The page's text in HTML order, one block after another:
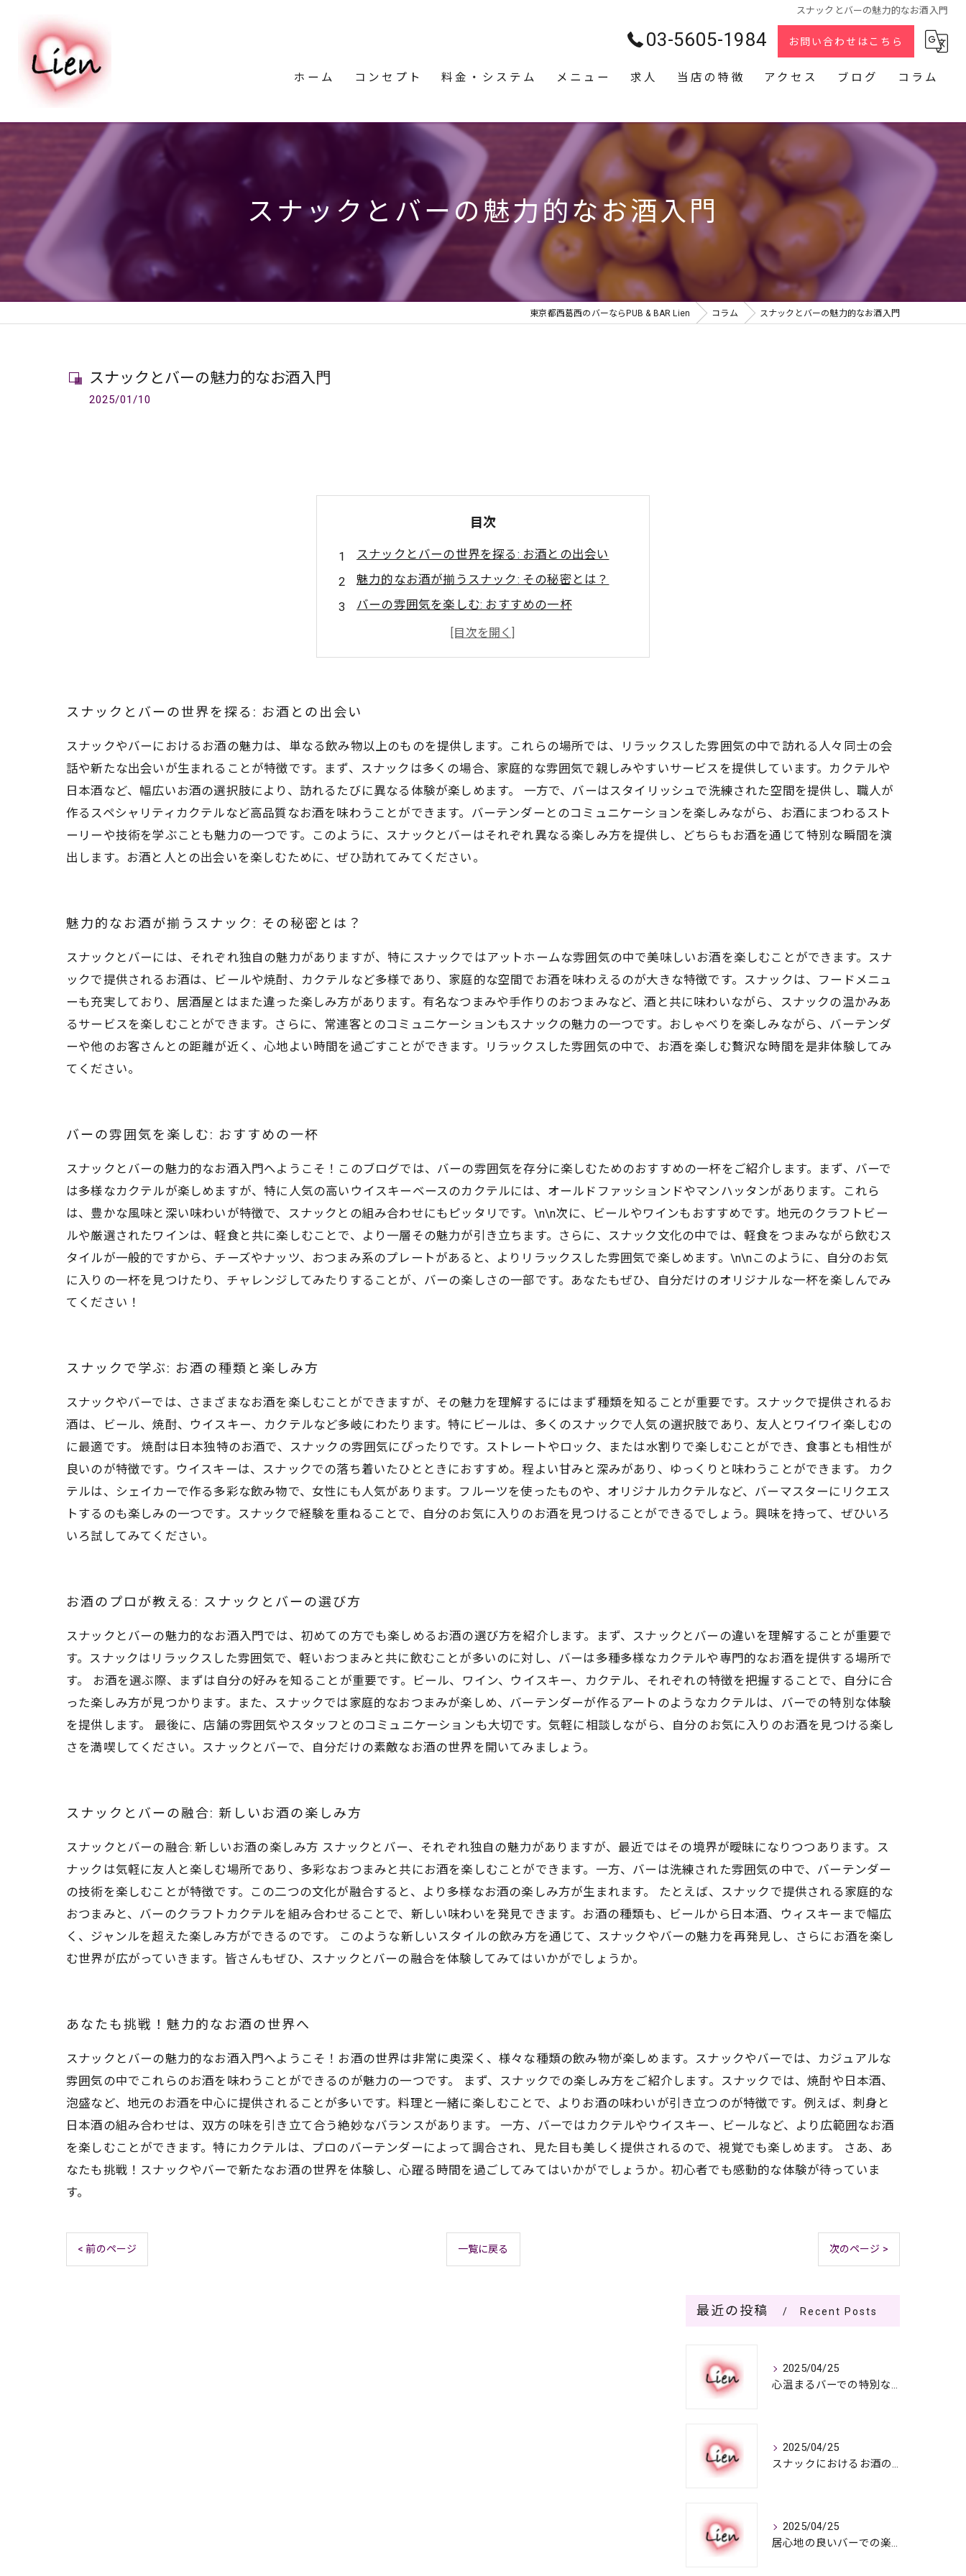
スナックとバーの魅力的なお酒入門
03-5605-1984 お問い合わせはこちら
ホーム コンセプト 料金・システム メニュー 求人 当店の特徴
スナック
2次会
貸切
カラオケ
アクセス ブログ コラム
スナックとバーの魅力的なお酒入門
東京都西葛西のバーならPUB & BAR Lien コラム スナックとバーの魅力的なお酒入門
スナックとバーの魅力的なお酒入門
2025/01/10
目次
スナックとバーの世界を探る: お酒との出会い
魅力的なお酒が揃うスナック: その秘密とは？
バーの雰囲気を楽しむ: おすすめの一杯
スナックで学ぶ: お酒の種類と楽しみ方
お酒のプロが教える: スナックとバーの選び方
あなたも挑戦！魅力的なお酒の世界へ
スナックとバーの世界を探る: お酒との出会い
スナックやバーにおけるお酒の魅力は、単なる飲み物以上のものを提供します。これらの場所では、リラックスした雰囲気の中で訪れる人々同士の会
話や新たな出会いが生まれることが特徴です。まず、スナックは多くの場合、家庭的な雰囲気で親しみやすいサービスを提供しています。カクテルや
日本酒など、幅広いお酒の選択肢により、訪れるたびに異なる体験が楽しめます。 一方で、バーはスタイリッシュで洗練された空間を提供し、職人が
作るスペシャリティカクテルなど高品質なお酒を味わうことができます。バーテンダーとのコミュニケーションを楽しみながら、お酒にまつわるスト
ーリーや技術を学ぶことも魅力の一つです。このように、スナックとバーはそれぞれ異なる楽しみ方を提供し、どちらもお酒を通じて特別な瞬間を演
出します。お酒と人との出会いを楽しむために、ぜひ訪れてみてください。
魅力的なお酒が揃うスナック: その秘密とは？
スナックとバーには、それぞれ独自の魅力がありますが、特にスナックではアットホームな雰囲気の中で美味しいお酒を楽しむことができます。スナ
ックで提供されるお酒は、ビールや焼酎、カクテルなど多様であり、家庭的な空間でお酒を味わえるのが大きな特徴です。スナックは、フードメニュ
ーも充実しており、居酒屋とはまた違った楽しみ方があります。有名なつまみや手作りのおつまみなど、酒と共に味わいながら、スナックの温かみあ
るサービスを楽しむことができます。さらに、常連客とのコミュニケーションもスナックの魅力の一つです。おしゃべりを楽しみながら、バーテンダ
ーや他のお客さんとの距離が近く、心地よい時間を過ごすことができます。リラックスした雰囲気の中で、お酒を楽しむ贅沢な時間を是非体験してみ
てください。
バーの雰囲気を楽しむ: おすすめの一杯
スナックとバーの魅力的なお酒入門へようこそ！このブログでは、バーの雰囲気を存分に楽しむためのおすすめの一杯をご紹介します。まず、バーで
は多様なカクテルが楽しめますが、特に人気の高いウイスキーベースのカクテルには、オールドファッションドやマンハッタンがあります。これら
は、豊かな風味と深い味わいが特徴で、スナックとの組み合わせにもピッタリです。\n\n次に、ビールやワインもおすすめです。地元のクラフトビー
ルや厳選されたワインは、軽食と共に楽しむことで、より一層その魅力が引き立ちます。さらに、スナック文化の中では、軽食をつまみながら飲むス
タイルが一般的ですから、チーズやナッツ、おつまみ系のプレートがあると、よりリラックスした雰囲気で楽しめます。\n\nこのように、自分のお気
に入りの一杯を見つけたり、チャレンジしてみたりすることが、バーの楽しさの一部です。あなたもぜひ、自分だけのオリジナルな一杯を楽しんでみ
てください！
スナックで学ぶ: お酒の種類と楽しみ方
スナックやバーでは、さまざまなお酒を楽しむことができますが、その魅力を理解するにはまず種類を知ることが重要です。スナックで提供されるお
酒は、ビール、焼酎、ウイスキー、カクテルなど多岐にわたります。特にビールは、多くのスナックで人気の選択肢であり、友人とワイワイ楽しむの
に最適です。 焼酎は日本独特のお酒で、スナックの雰囲気にぴったりです。ストレートやロック、または水割りで楽しむことができ、食事とも相性が
良いのが特徴です。ウイスキーは、スナックでの落ち着いたひとときにおすすめ。程よい甘みと深みがあり、ゆっくりと味わうことができます。 カク
テルは、シェイカーで作る多彩な飲み物で、女性にも人気があります。フルーツを使ったものや、オリジナルカクテルなど、バーマスターにリクエス
トするのも楽しみの一つです。スナックで経験を重ねることで、自分のお気に入りのお酒を見つけることができるでしょう。興味を持って、ぜひいろ
いろ試してみてください。
お酒のプロが教える: スナックとバーの選び方
スナックとバーの魅力的なお酒入門では、初めての方でも楽しめるお酒の選び方を紹介します。まず、スナックとバーの違いを理解することが重要で
す。スナックはリラックスした雰囲気で、軽いおつまみと共に飲むことが多いのに対し、バーは多種多様なカクテルや専門的なお酒を提供する場所で
す。 お酒を選ぶ際、まずは自分の好みを知ることが重要です。ビール、ワイン、ウイスキー、カクテル、それぞれの特徴を把握することで、自分に合
った楽しみ方が見つかります。また、スナックでは家庭的なおつまみが楽しめ、バーテンダーが作るアートのようなカクテルは、バーでの特別な体験
を提供します。 最後に、店舗の雰囲気やスタッフとのコミュニケーションも大切です。気軽に相談しながら、自分のお気に入りのお酒を見つける楽し
さを満喫してください。スナックとバーで、自分だけの素敵なお酒の世界を開いてみましょう。
スナックとバーの融合: 新しいお酒の楽しみ方
スナックとバーの融合: 新しいお酒の楽しみ方 スナックとバー、それぞれ独自の魅力がありますが、最近ではその境界が曖昧になりつつあります。ス
ナックは気軽に友人と楽しむ場所であり、多彩なおつまみと共にお酒を楽しむことができます。一方、バーは洗練された雰囲気の中で、バーテンダー
の技術を楽しむことが特徴です。この二つの文化が融合すると、より多様なお酒の楽しみ方が生まれます。 たとえば、スナックで提供される家庭的な
おつまみと、バーのクラフトカクテルを組み合わせることで、新しい味わいを発見できます。お酒の種類も、ビールから日本酒、ウィスキーまで幅広
く、ジャンルを超えた楽しみ方ができるのです。 このような新しいスタイルの飲み方を通じて、スナックやバーの魅力を再発見し、さらにお酒を楽し
む世界が広がっていきます。皆さんもぜひ、スナックとバーの融合を体験してみてはいかがでしょうか。
あなたも挑戦！魅力的なお酒の世界へ
スナックとバーの魅力的なお酒入門へようこそ！お酒の世界は非常に奥深く、様々な種類の飲み物が楽しめます。スナックやバーでは、カジュアルな
雰囲気の中でこれらのお酒を味わうことができるのが魅力の一つです。 まず、スナックでの楽しみ方をご紹介します。スナックでは、焼酎や日本酒、
泡盛など、地元のお酒を中心に提供されることが多いです。料理と一緒に楽しむことで、よりお酒の味わいが引き立つのが特徴です。例えば、刺身と
日本酒の組み合わせは、双方の味を引き立て合う絶妙なバランスがあります。 一方、バーではカクテルやウイスキー、ビールなど、より広範囲なお酒
を楽しむことができます。特にカクテルは、プロのバーテンダーによって調合され、見た目も美しく提供されるので、視覚でも楽しめます。 さあ、あ
なたも挑戦！スナックやバーで新たなお酒の世界を体験し、心躍る時間を過ごしてみてはいかがでしょうか。初心者でも感動的な体験が待っていま
す。
< 前のページ 一覧に戻る 次のページ >
最近の投稿 Recent Posts
2025/04/25
心温まるバーでの特別なひととき
2025/04/25
スナックにおけるお酒の多彩さと楽しみ方
2025/04/25
居心地の良いバーでの楽しみ方